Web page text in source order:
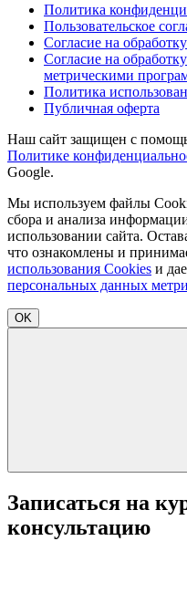
Политика
Пользовательское
Согласие на
Согласие на
метрическими
Политика
Публичная оферта
Наш сайт защищен с
Политике
Google.
Мы используем файлы
сбора и анализа
использовании сайта.
что ознакомлены и
использования Cookies и
персональных данных
OK
Записаться на
консультацию